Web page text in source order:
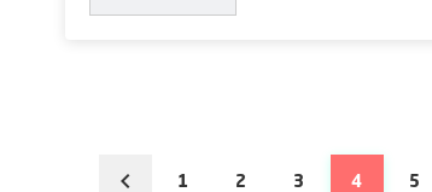
1 2 3 4 5